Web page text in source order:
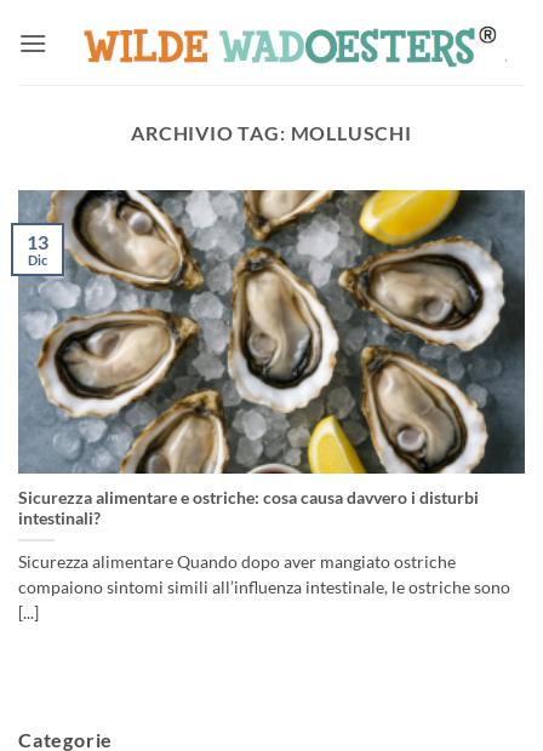
ARCHIVIO TAG: MOLLUSCHI
Sicurezza alimentare e ostriche: cosa causa davvero i disturbi
intestinali?
Sicurezza alimentare Quando dopo aver mangiato ostriche
compaiono sintomi simili all’influenza intestinale, le ostriche sono
[...]
13
Dic
Categorie